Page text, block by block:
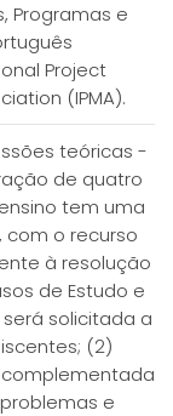
Programas e
Project
(IPMA).
teóricas -
de quatro
tem uma
o recurso
à resolução
de Estudo e
solicitada a
(2)
e